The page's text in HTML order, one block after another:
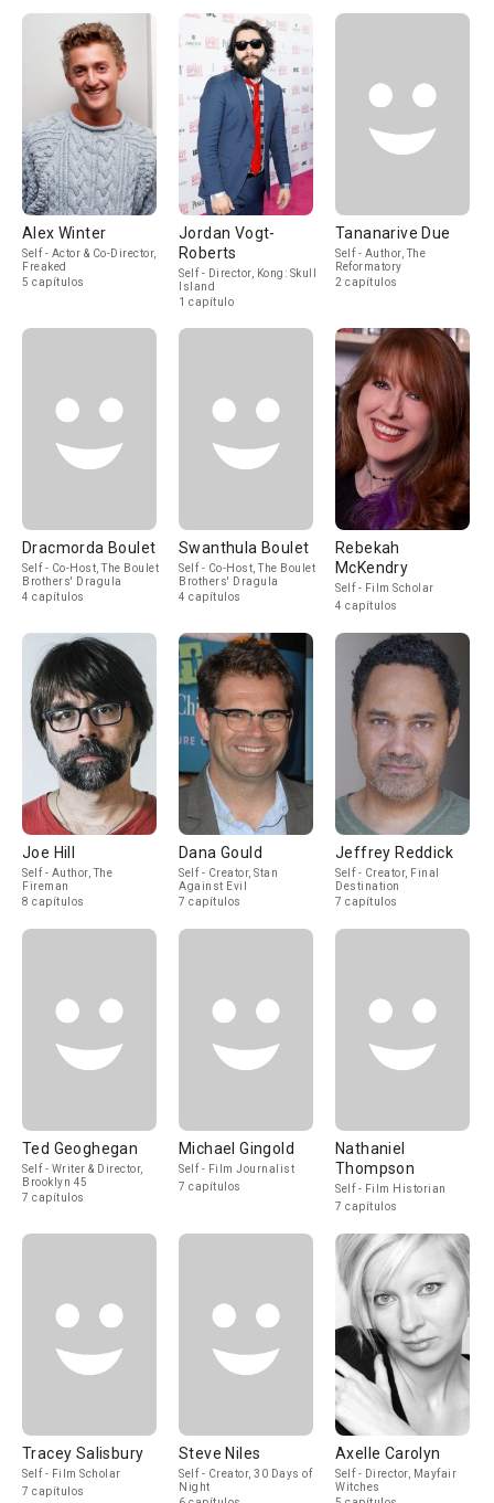
Alex Winter
Self - Actor & Co-Director,
Freaked
5 capítulos
Jordan Vogt-
Roberts
Self - Director, Kong: Skull
Island
1 capítulo
Tananarive Due
Self - Author, The
Reformatory
2 capítulos
Dracmorda Boulet
Self - Co-Host, The Boulet
Brothers' Dragula
4 capítulos
Swanthula Boulet
Self - Co-Host, The Boulet
Brothers' Dragula
4 capítulos
Rebekah
McKendry
Self - Film Scholar
4 capítulos
Joe Hill
Self - Author, The
Fireman
8 capítulos
Dana Gould
Self - Creator, Stan
Against Evil
7 capítulos
Jeffrey Reddick
Self - Creator, Final
Destination
7 capítulos
Ted Geoghegan
Self - Writer & Director,
Brooklyn 45
7 capítulos
Michael Gingold
Self - Film Journalist
7 capítulos
Nathaniel
Thompson
Self - Film Historian
7 capítulos
Tracey Salisbury
Self - Film Scholar
7 capítulos
Steve Niles
Self - Creator, 30 Days of
Night
Axelle Carolyn
Self - Director, Mayfair
Witches